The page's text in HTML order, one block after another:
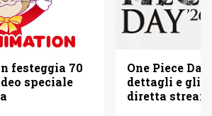
festeggia 70
speciale
One Piece
dettagli e gli
diretta